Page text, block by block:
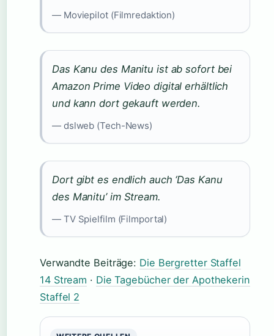
— Moviepilot (Filmredaktion)
Das Kanu des Manitu ist ab sofort bei
Amazon Prime Video digital erhältlich
und kann dort gekauft werden.
— dslweb (Tech-News)
Dort gibt es endlich auch ‘Das Kanu
des Manitu’ im Stream.
— TV Spielfilm (Filmportal)
Verwandte Beiträge: Die Bergretter Staffel
14 Stream · Die Tagebücher der Apothekerin
Staffel 2